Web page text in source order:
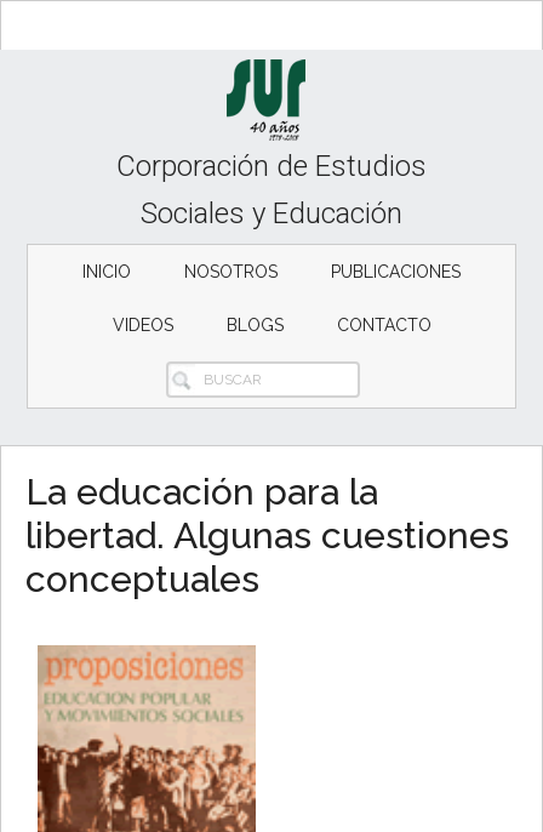
to
to
Corporación de Estudios
Sociales y Educación
INICIO NOSOTROS PUBLICACIONES
VIDEOS BLOGS CONTACTO
BUSCAR
La educación para la
libertad. Algunas cuestiones
conceptuales